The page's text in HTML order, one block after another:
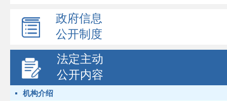
政府信息
公开制度
法定主动
公开内容
机构介绍